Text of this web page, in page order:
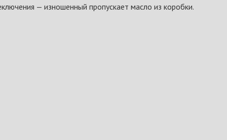
— изношенный пропускает масло из коробки.